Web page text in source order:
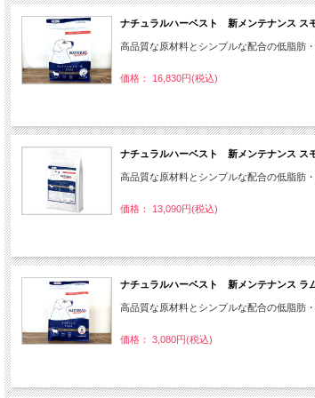
ナチュラルハーベスト 新メンテナンス ス
高品質な原材料とシンプルな配合の低脂肪
価格： 16,830円(税込)
ナチュラルハーベスト 新メンテナンス ス
高品質な原材料とシンプルな配合の低脂肪
価格： 13,090円(税込)
ナチュラルハーベスト 新メンテナンス ラ
高品質な原材料とシンプルな配合の低脂肪
価格： 3,080円(税込)